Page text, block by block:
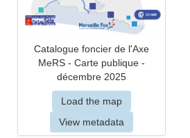
Catalogue foncier de l'Axe
MeRS - Carte publique -
décembre 2025
Load the map
View metadata